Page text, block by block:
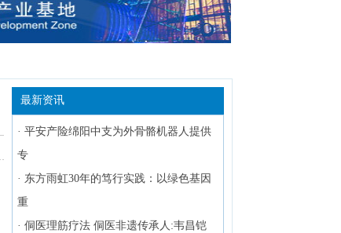
最新资讯
· 平安产险绵阳中支为外骨骼机器人提供
专
· 东方雨虹30年的笃行实践：以绿色基因
重
· 侗医理筋疗法 侗医非遗传承人:韦昌铠